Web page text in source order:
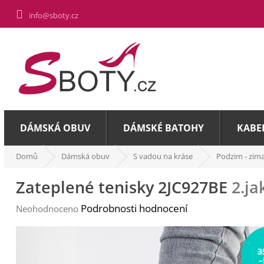
obsah
info@sboty.cz
DÁMSKÁ OBUV DÁMSKÉ BATOHY
Domů Dámská obuv S vadou na kráse Podzim - zima
Zateplené tenisky 2JC927BE
Průměrné
Neohodnoceno Podrobnosti hodnocení